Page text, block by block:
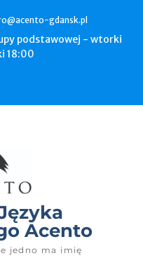
gdansk.pl
podstawowej - wtorki
18:00
Acento
jedno ma imię